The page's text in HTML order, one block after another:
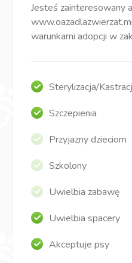
Jesteś zainteresowany
warunkami adopcji w
Sterylizacja/
Szczepienia
Przyjazny dzieciom
Szkolony
Uwielbia zabawę
Uwielbia spacery
Akceptuje psy